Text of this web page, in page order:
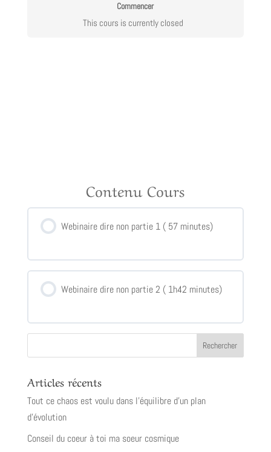
Commencer
This cours is currently closed
Contenu Cours
Webinaire dire non partie 1 ( 57 minutes)
Webinaire dire non partie 2 ( 1h42 minutes)
Articles récents
Tout ce chaos est voulu dans l’équilibre d’un plan
d’évolution
Conseil du coeur à toi ma soeur cosmique